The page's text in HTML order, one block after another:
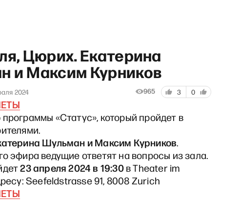
Цюрих. Екатерина
и Максим Курников
2024 965 3 0
«Статус», который пройдет в
Шульман и Максим Курников.
эфира ведущие ответят на вопросы из зала.
23 апреля 2024 в 19:30в Theater im
Seefeldstrasse 91, 8008 Zurich
с Ириной Щербаковой